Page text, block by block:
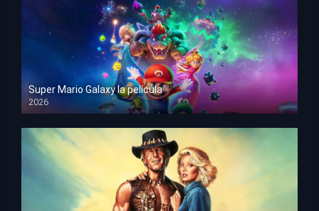
Super Mario Galaxy la película
2026
HD 1080p